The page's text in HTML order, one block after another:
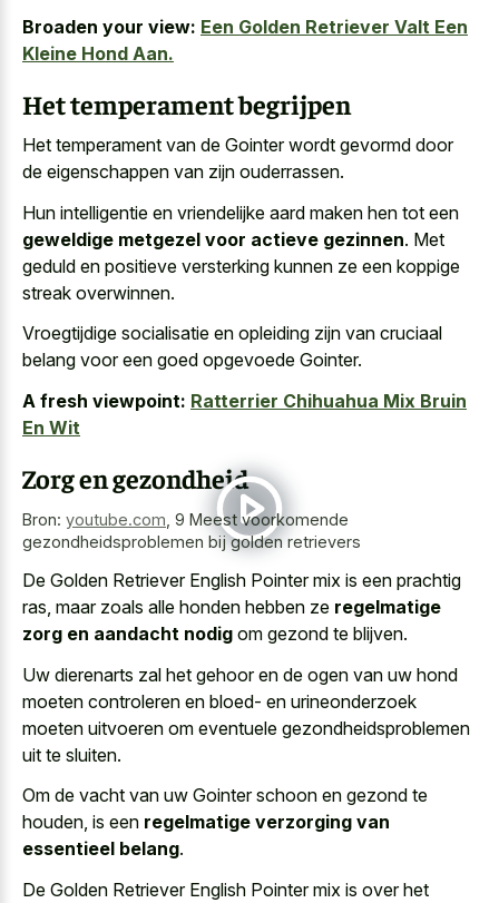
Broaden your view: Een Golden Retriever Valt Een
Kleine Hond Aan.
Het temperament begrijpen
Het temperament van de Gointer wordt gevormd door
de eigenschappen van zijn ouderrassen.
Hun intelligentie en vriendelijke aard maken hen tot een
geweldige metgezel voor actieve gezinnen. Met
geduld en positieve versterking kunnen ze een koppige
streak overwinnen.
Vroegtijdige socialisatie en opleiding zijn van cruciaal
belang voor een goed opgevoede Gointer.
A fresh viewpoint: Ratterrier Chihuahua Mix Bruin
En Wit
Zorg en gezondheid
Bron: youtube.com 9 Meest voorkomende
gezondheidsproblemen bij golden retrievers
De Golden Retriever English Pointer mix is een prachtig
ras, maar zoals alle honden hebben ze regelmatige
zorg en aandacht nodig om gezond te blijven.
Uw dierenarts zal het gehoor en de ogen van uw hond
moeten controleren en bloed- en urineonderzoek
moeten uitvoeren om eventuele gezondheidsproblemen
uit te sluiten.
Om de vacht van uw Gointer schoon en gezond te
houden, is een regelmatige verzorging van
essentieel belang.
De Golden Retriever English Pointer mix is over het